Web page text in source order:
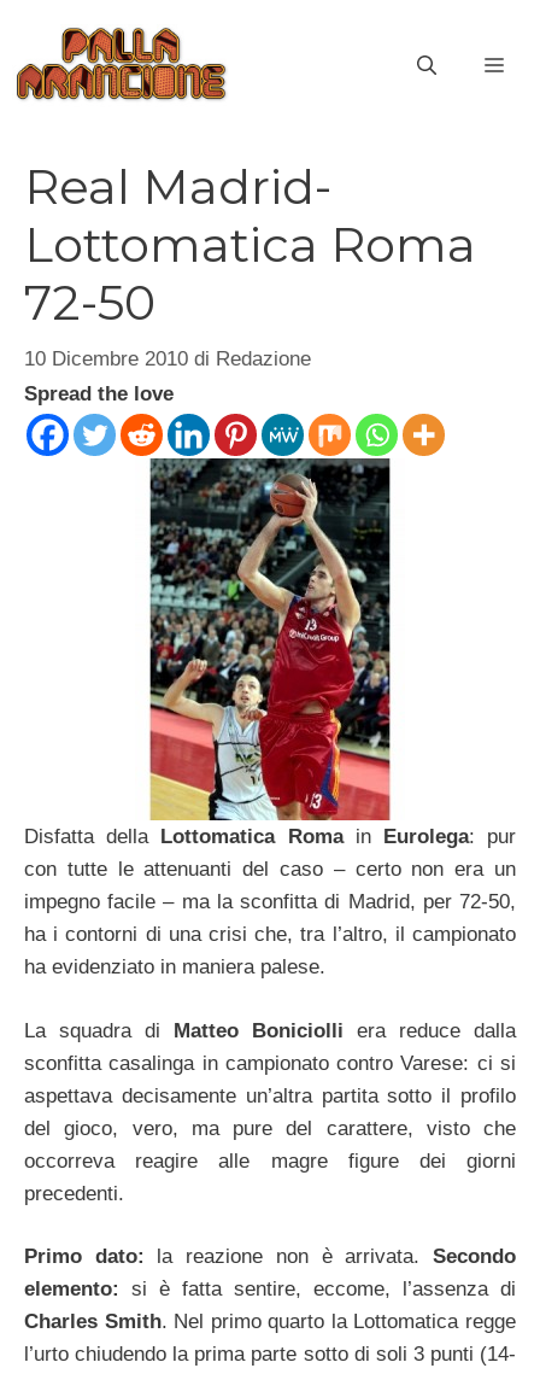
contenuto
Real Madrid-
Lottomatica Roma
72-50
10 Dicembre 2010 di Redazione
Spread the love
Disfatta della Lottomatica Roma in Eurolega: pur
con tutte le attenuanti del caso – certo non era un
impegno facile – ma la sconfitta di Madrid, per 72-50,
ha i contorni di una crisi che, tra l’altro, il campionato
ha evidenziato in maniera palese.
La squadra di Matteo Boniciolli era reduce dalla
sconfitta casalinga in campionato contro Varese: ci si
aspettava decisamente un’altra partita sotto il profilo
del gioco, vero, ma pure del carattere, visto che
occorreva reagire alle magre figure dei giorni
precedenti.
Primo dato: la reazione non è arrivata.Secondo
elemento: si è fatta sentire, eccome, l’assenza di
Charles Smith. Nel primo quarto la Lottomatica regge
l’urto chiudendo la prima parte sotto di soli 3 punti (14-